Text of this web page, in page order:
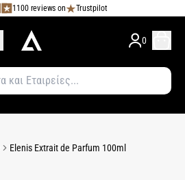
1100 reviews on Trustpilot
0
Elenis Extrait de Parfum 100ml